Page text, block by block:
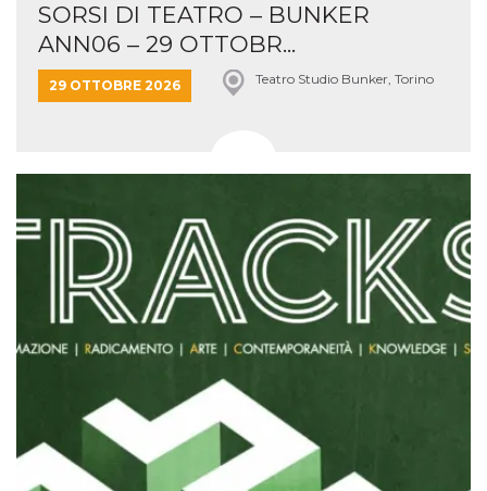
SORSI DI TEATRO – BUNKER
ANN06 – 29 OTTOBR...
29 OTTOBRE 2026 Teatro Studio Bunker, Torino